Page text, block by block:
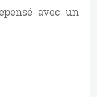
avec un